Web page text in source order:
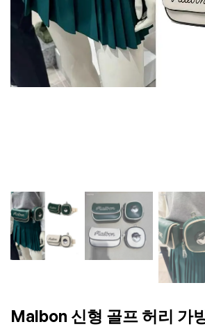
Malbon 신형 골프 허리 가